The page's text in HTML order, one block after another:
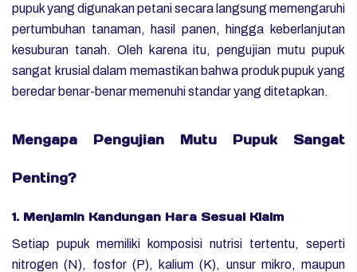
pupuk yang digunakan petani secara langsung memengaruhi
pertumbuhan tanaman, hasil panen, hingga keberlanjutan
kesuburan tanah. Oleh karena itu, pengujian mutu pupuk
sangat krusial dalam memastikan bahwa produk pupuk yang
beredar benar-benar memenuhi standar yang ditetapkan.
Mengapa Pengujian Mutu Pupuk Sangat
Penting?
1. Menjamin Kandungan Hara Sesuai Klaim
Setiap pupuk memiliki komposisi nutrisi tertentu, seperti
nitrogen (N), fosfor (P), kalium (K), unsur mikro, maupun